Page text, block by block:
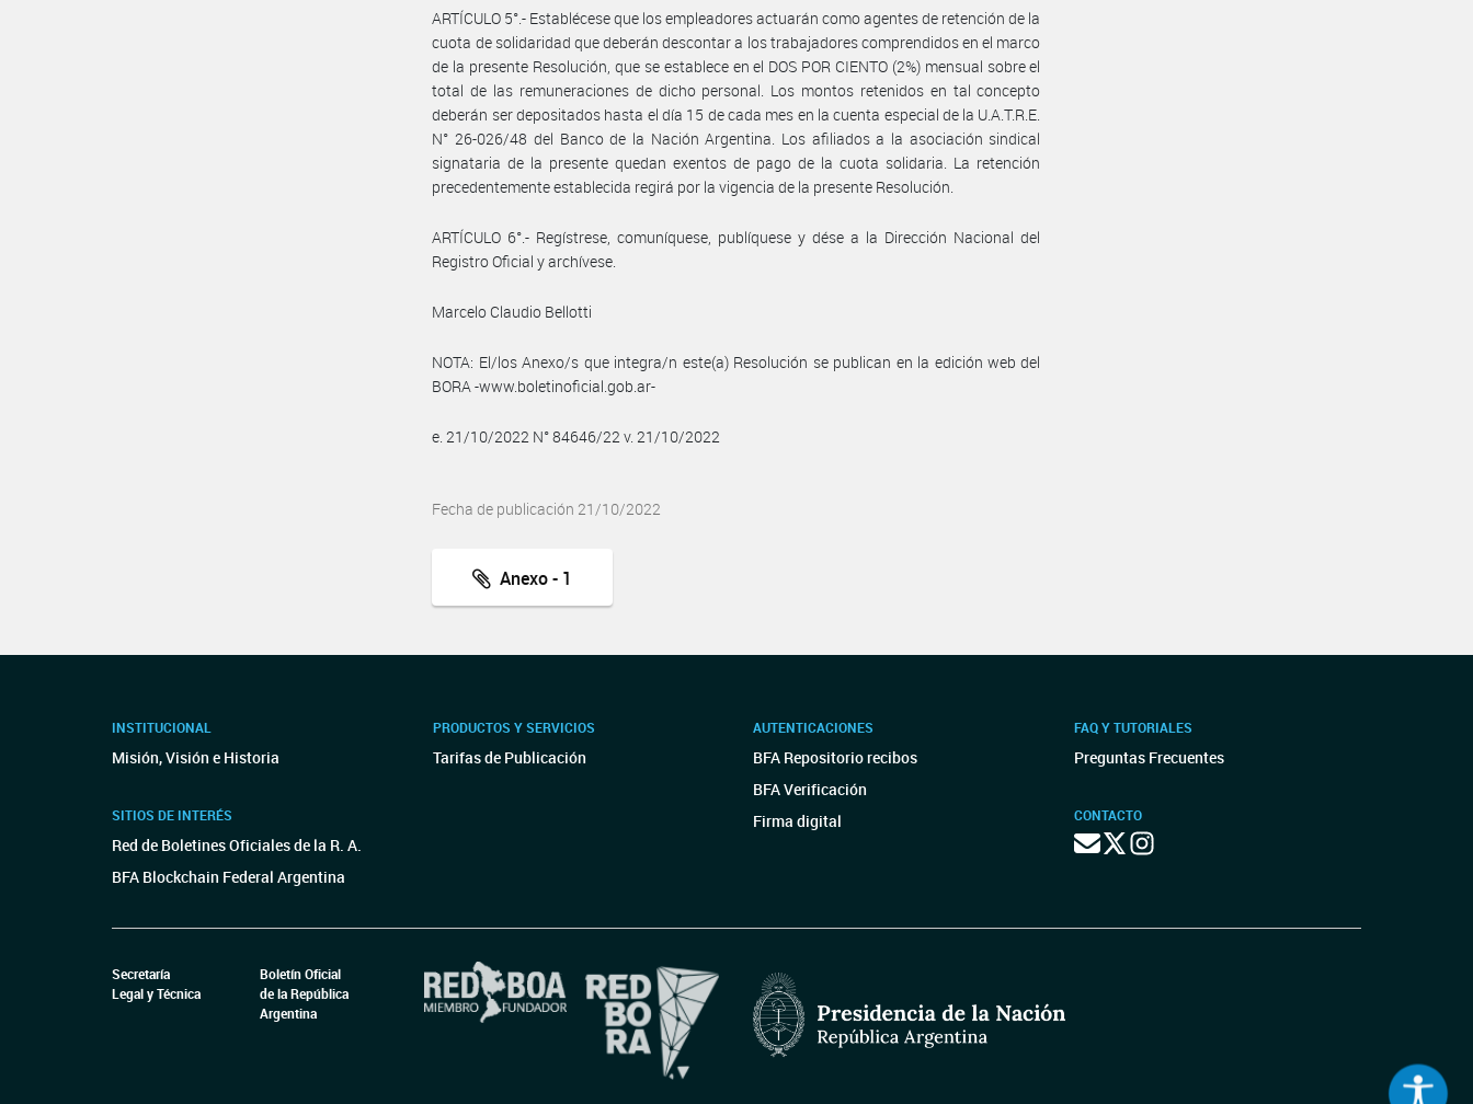
ARTÍCULO 5°.- Establécese que los empleadores actuarán como agentes de retención de la
cuota de solidaridad que deberán descontar a los trabajadores comprendidos en el marco
de la presente Resolución, que se establece en el DOS POR CIENTO (2%) mensual sobre el
total de las remuneraciones de dicho personal. Los montos retenidos en tal concepto
deberán ser depositados hasta el día 15 de cada mes en la cuenta especial de la U.A.T.R.E.
N° 26-026/48 del Banco de la Nación Argentina. Los afiliados a la asociación sindical
signataria de la presente quedan exentos de pago de la cuota solidaria. La retención
precedentemente establecida regirá por la vigencia de la presente Resolución.
ARTÍCULO 6°.- Regístrese, comuníquese, publíquese y dése a la Dirección Nacional del
Registro Oficial y archívese.
Marcelo Claudio Bellotti
NOTA: El/los Anexo/s que integra/n este(a) Resolución se publican en la edición web del
BORA -www.boletinoficial.gob.ar-
e. 21/10/2022 N° 84646/22 v. 21/10/2022
Fecha de publicación 21/10/2022
Anexo - 1
INSTITUCIONAL
Misión, Visión e Historia
SITIOS DE INTERÉS
Red de Boletines Oficiales de la R. A.
BFA Blockchain Federal Argentina
PRODUCTOS Y SERVICIOS
Tarifas de Publicación
AUTENTICACIONES
BFA Repositorio recibos
BFA Verificación
Firma digital
FAQ Y TUTORIALES
Preguntas Frecuentes
CONTACTO
Secretaría
Legal y Técnica
Boletín Oficial
de la República
Argentina